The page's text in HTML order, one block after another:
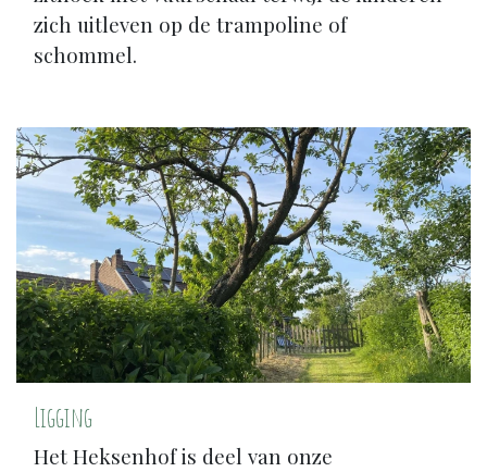
zich uitleven op de trampoline of
schommel.
Ligging
Het Heksenhof is deel van onze